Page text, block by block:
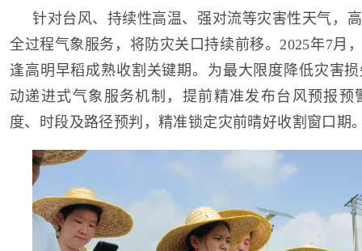
针对台风、持续性高温、强对流等灾害性天气，
全过程气象服务，将防灾关口持续前移。2025年7月
逢高明早稻成熟收割关键期。为最大限度降低灾害
动递进式气象服务机制，提前精准发布台风预报预
度、时段及路径预判，精准锁定灾前晴好收割窗口期